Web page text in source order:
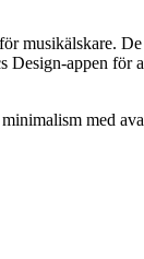
musikälskare.
Design-appen
med